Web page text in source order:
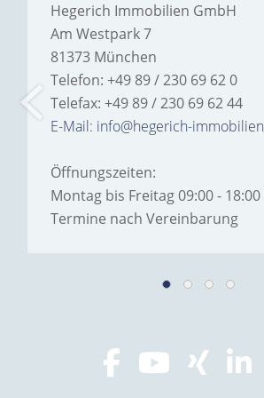
Hegerich Immobilien GmbH
Am Westpark 7
81373 München
Telefon: +49 89 / 230 69 62 0
Telefax: +49 89 / 230 69 62 44
E-Mail: info@hegerich-
Öffnungszeiten:
Montag bis Freitag 09:00 -
Termine nach Vereinbarung